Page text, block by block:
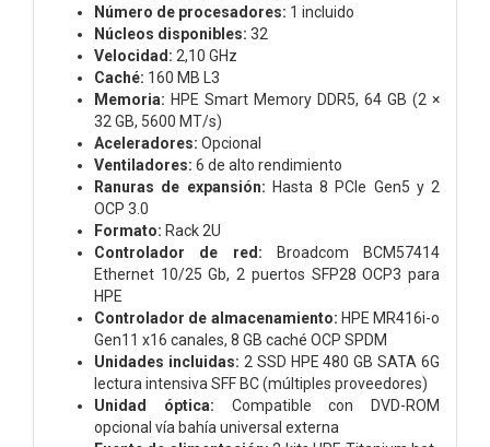
Número de procesadores: 1 incluido
Núcleos disponibles: 32
Velocidad: 2,10 GHz
Caché: 160 MB L3
Memoria: HPE Smart Memory DDR5, 64 GB (2 ×
32 GB, 5600 MT/s)
Aceleradores: Opcional
Ventiladores: 6 de alto rendimiento
Ranuras de expansión: Hasta 8 PCIe Gen5 y 2
OCP 3.0
Formato: Rack 2U
Controlador de red: Broadcom BCM57414
Ethernet 10/25 Gb, 2 puertos SFP28 OCP3 para
HPE
Controlador de almacenamiento: HPE MR416i-o
Gen11 x16 canales, 8 GB caché OCP SPDM
Unidades incluidas: 2 SSD HPE 480 GB SATA 6G
lectura intensiva SFF BC (múltiples proveedores)
Unidad óptica: Compatible con DVD-ROM
opcional vía bahía universal externa